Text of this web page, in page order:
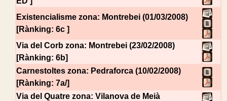
Existencialisme zona: Montrebei (01/03/2008)
[Rànking: 6c ]
Via del Corb zona: Montrebei (23/02/2008)
[Rànking: 6b]
Carnestoltes zona: Pedraforca (10/02/2008)
[Rànking: 7a/]
Via del Quatre zona: Vilanova de Meià